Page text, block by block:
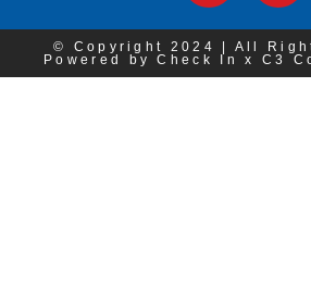
© Copyright 2024 | All
Powered by Check In x C3